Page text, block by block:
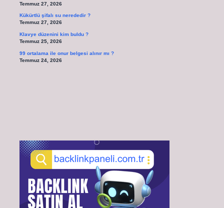
Temmuz 27, 2026
Kükürtlü şifalı su nerededir ?
Temmuz 27, 2026
Klavye düzenini kim buldu ?
Temmuz 25, 2026
99 ortalama ile onur belgesi alınır mı ?
Temmuz 24, 2026